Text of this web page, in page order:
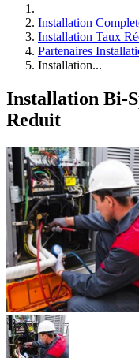
Installation
Installation Taux
Partenaires
Installation...
Installation Bi-
Reduit